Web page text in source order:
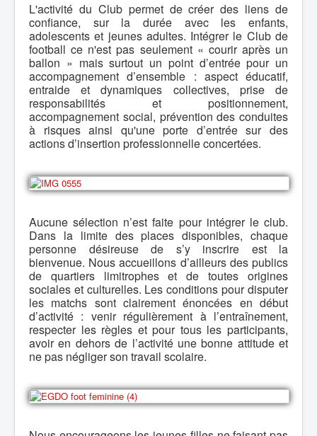
L'activité du Club permet de créer des liens de
confiance, sur la durée avec les enfants,
adolescents et jeunes adultes. Intégrer le Club de
football ce n'est pas seulement « courir après un
ballon » mais surtout un point d’entrée pour un
accompagnement d’ensemble : aspect éducatif,
entraide et dynamiques collectives, prise de
responsabilités et positionnement,
accompagnement social, prévention des conduites
à risques ainsi qu'une porte d’entrée sur des
actions d’insertion professionnelle concertées.
Aucune sélection n’est faite pour intégrer le club.
Dans la limite des places disponibles, chaque
personne désireuse de s’y inscrire est la
bienvenue. Nous accueillons d’ailleurs des publics
de quartiers limitrophes et de toutes origines
sociales et culturelles. Les conditions pour disputer
les matchs sont clairement énoncées en début
d’activité : venir régulièrement à l’entraînement,
respecter les règles et pour tous les participants,
avoir en dehors de l’activité une bonne attitude et
ne pas négliger son travail scolaire.